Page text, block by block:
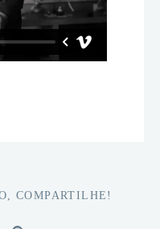
COMPARTILHE!